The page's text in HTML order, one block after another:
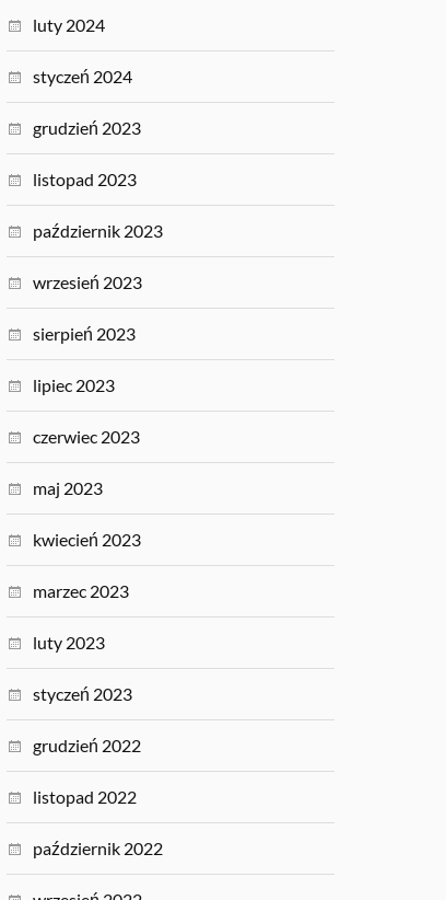
luty 2024
styczeń 2024
grudzień 2023
listopad 2023
październik 2023
wrzesień 2023
sierpień 2023
lipiec 2023
czerwiec 2023
maj 2023
kwiecień 2023
marzec 2023
luty 2023
styczeń 2023
grudzień 2022
listopad 2022
październik 2022